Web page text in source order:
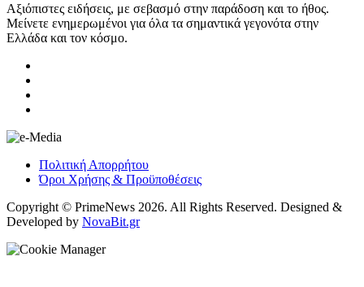
Αξιόπιστες ειδήσεις, με σεβασμό στην παράδοση και το ήθος.
Μείνετε ενημερωμένοι για όλα τα σημαντικά γεγονότα στην
Ελλάδα και τον κόσμο.
Πολιτική Απορρήτου
Όροι Χρήσης & Προϋποθέσεις
Copyright © PrimeNews 2026. All Rights Reserved. Designed &
Developed by NovaBit.gr